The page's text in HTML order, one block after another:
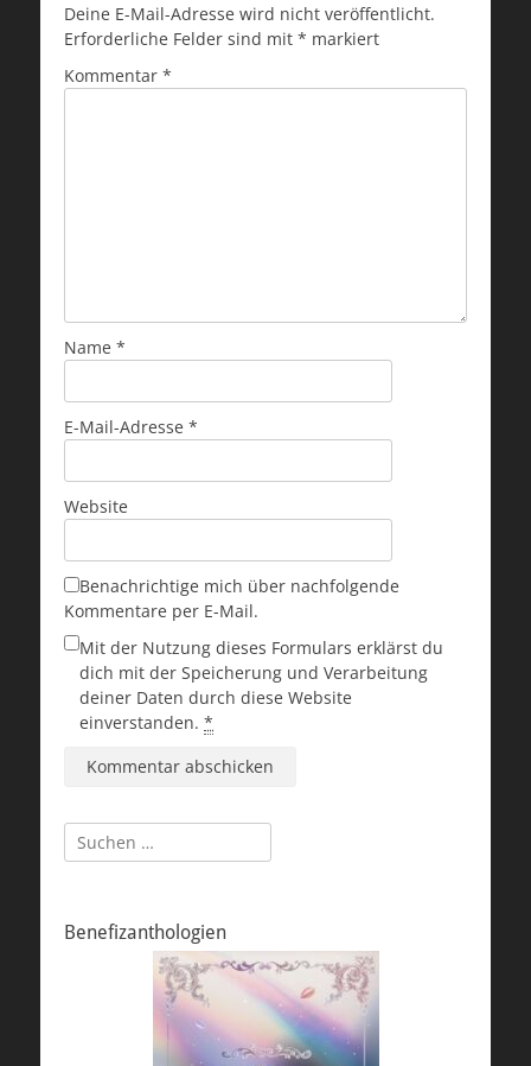
Deine E-Mail-Adresse wird nicht veröffentlicht.
Erforderliche Felder sind mit * markiert
Kommentar *
Name *
E-Mail-Adresse *
Website
Benachrichtige mich über nachfolgende
Kommentare per E-Mail.
Mit der Nutzung dieses Formulars erklärst du
dich mit der Speicherung und Verarbeitung
deiner Daten durch diese Website
einverstanden. *
Suchen
nach:
Benefizanthologien